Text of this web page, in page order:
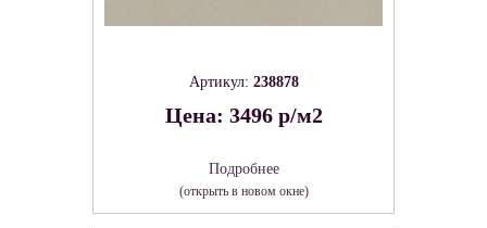
Артикул: 238878
Цена: 3496 р/м2
Подробнее
(открыть в новом окне)